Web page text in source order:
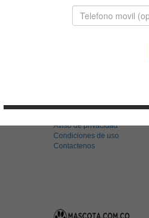
Aviso de privacidad
Condiciones de uso
Contactenos